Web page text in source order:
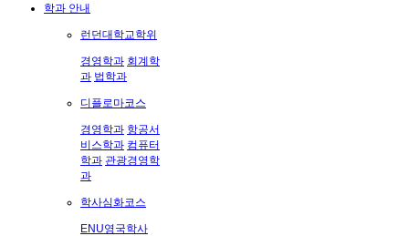
학과 안내
런던대학교학위
경영학과 회계학
과 법학과
디플로마코스
경영학과 항공서
비스학과 컴퓨터
학과 관광경영학
과
학사심화코스
ENU영국학사